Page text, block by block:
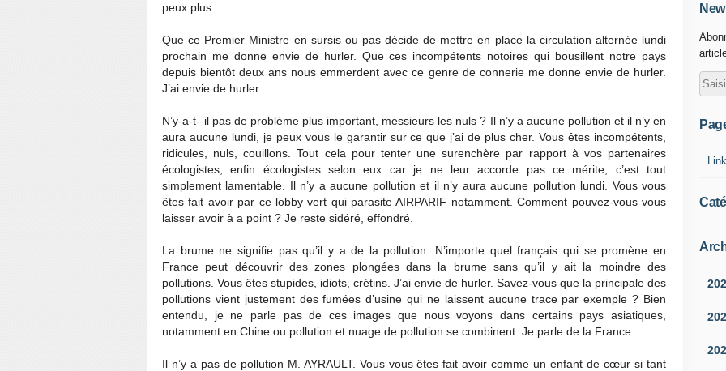
peux plus.
Que ce Premier Ministre en sursis ou pas décide de mettre en place la circulation alternée lundi
prochain me donne envie de hurler. Que ces incompétents notoires qui bousillent notre pays
depuis bientôt deux ans nous emmerdent avec ce genre de connerie me donne envie de hurler.
J’ai envie de hurler.
N’y-a-t--il pas de problème plus important, messieurs les nuls ? Il n’y a aucune pollution et il n’y en
aura aucune lundi, je peux vous le garantir sur ce que j’ai de plus cher. Vous êtes incompétents,
ridicules, nuls, couillons. Tout cela pour tenter une surenchère par rapport à vos partenaires
écologistes, enfin écologistes selon eux car je ne leur accorde pas ce mérite, c’est tout
simplement lamentable. Il n’y a aucune pollution et il n’y aura aucune pollution lundi. Vous vous
êtes fait avoir par ce lobby vert qui parasite AIRPARIF notamment. Comment pouvez-vous vous
laisser avoir à a point ? Je reste sidéré, effondré.
La brume ne signifie pas qu’il y a de la pollution. N’importe quel français qui se promène en
France peut découvrir des zones plongées dans la brume sans qu’il y ait la moindre des
pollutions. Vous êtes stupides, idiots, crétins. J’ai envie de hurler. Savez-vous que la principale des
pollutions vient justement des fumées d’usine qui ne laissent aucune trace par exemple ? Bien
entendu, je ne parle pas de ces images que nous voyons dans certains pays asiatiques,
notamment en Chine ou pollution et nuage de pollution se combinent. Je parle de la France.
Il n’y a pas de pollution M. AYRAULT. Vous vous êtes fait avoir comme un enfant de cœur si tant